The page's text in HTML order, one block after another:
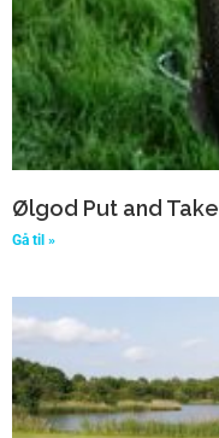
Ølgod Put and Take
Gå til »